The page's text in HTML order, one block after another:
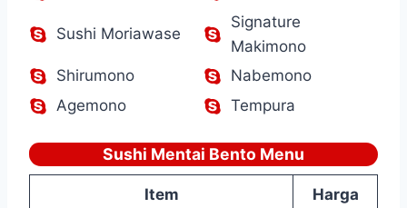
Sushi Moriawase
Signature
Makimono
Shirumono
Nabemono
Agemono
Tempura
Sushi Mentai Bento Menu
Item Harga